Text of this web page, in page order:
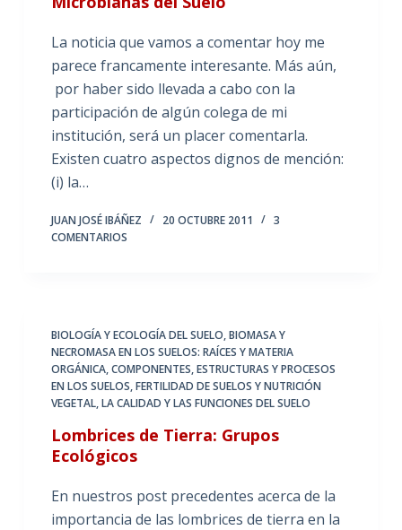
La noticia que vamos a comentar hoy me
parece francamente interesante. Más aún,
por haber sido llevada a cabo con la
participación de algún colega de mi
institución, será un placer comentarla.
Existen cuatro aspectos dignos de mención:
(i) la…
JUAN JOSÉ IBÁÑEZ 20 OCTUBRE 2011
3
COMENTARIOS
BIOLOGÍA Y ECOLOGÍA DEL SUELO,BIOMASA Y
NECROMASA EN LOS SUELOS: RAÍCES Y MATERIA
ORGÁNICA,COMPONENTES, ESTRUCTURAS Y PROCESOS
EN LOS SUELOS,FERTILIDAD DE SUELOS Y NUTRICIÓN
VEGETAL,LA CALIDAD Y LAS FUNCIONES DEL SUELO
Lombrices de Tierra: Grupos
Ecológicos
En nuestros post precedentes acerca de la
importancia de las lombrices de tierra en la